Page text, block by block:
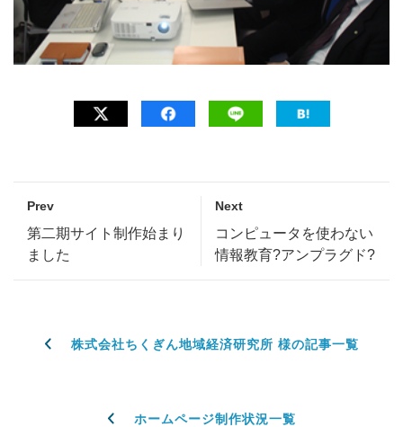
Prev
第二期サイト制作始まり
ました
Next
コンピュータを使わない
情報教育?アンプラグド?
株式会社ちくぎん地域経済研究所 様の記事一覧
ホームページ制作状況一覧